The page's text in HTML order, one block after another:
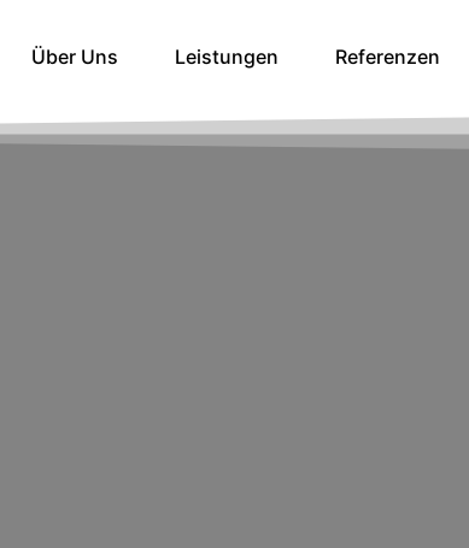
Über Uns Leistungen Referenzen